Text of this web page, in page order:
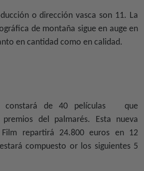
o dirección vasca son 11. La
de montaña sigue en auge en
en cantidad como en calidad.
constará de 40 películas
que
del palmarés. Esta nueva
repartirá 24.800 euros en 12
compuesto or los siguientes 5